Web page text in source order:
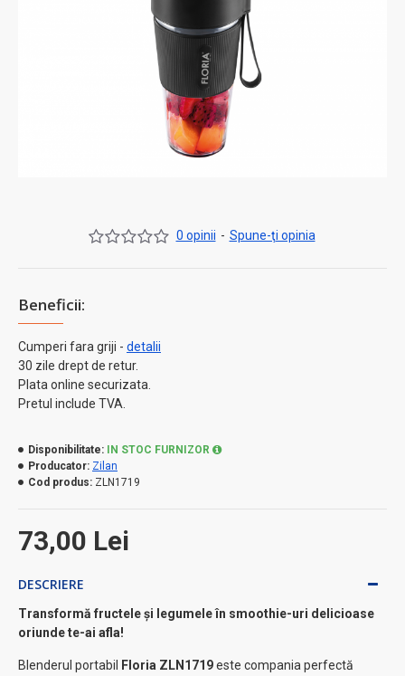
Beneficii:
Cumperi fara griji - detalii
30 zile drept de retur.
Plata online securizata.
Pretul include TVA.
0 opinii - Spune-ţi opinia
73,00 Lei
Disponibilitate:
IN STOC FURNIZOR
Producator: Zilan
Cod produs: ZLN1719
DESCRIERE
Transformă fructele și legumele în smoothie-uri delicioase
oriunde te-ai afla!
Blenderul portabil Floria ZLN1719este compania perfectă